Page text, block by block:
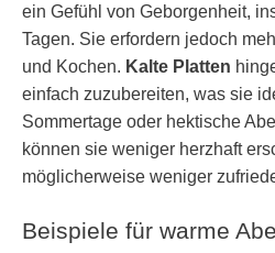
ein Gefühl von Geborgenheit,
Tagen. Sie erfordern jedoch
und Kochen. Kalte Platten
einfach zuzubereiten, was sie
Sommertage oder hektische
können sie weniger herzhaft
möglicherweise weniger
Beispiele für warme